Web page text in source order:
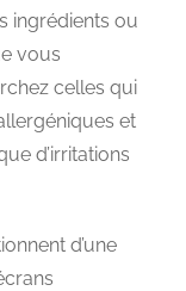
ingrédients ou
vous
celles qui
et
d’irritations
d’une